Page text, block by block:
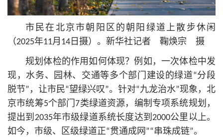
市民在北京市朝阳区的朝阳绿道上散步休闲
（2025年11月14日摄）。新华社记者 鞠焕宗 摄
规划体检的作用如何体现？例如，一次体检中发
现，水务、园林、交通等多个部门建设的绿道“分段
脱节”，让市民“望绿兴叹”。针对“九龙治水”现象，北
京市统筹5个部门7类绿道资源，编制专项系统规划，
提出到2035年市级绿道系统长度达到2000公里以上。
如今，市级、区级绿道正“贯通成网”“串珠成链”。